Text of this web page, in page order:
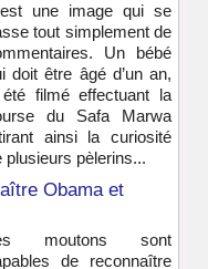
une image qui se
tout simplement de
Un bébé
doit être âgé d’un an,
filmé effectuant la
du Safa Marwa
ainsi la curiosité
plusieurs pèlerins...
Obama et
moutons sont
de reconnaître